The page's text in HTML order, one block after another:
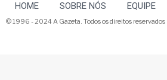
HOME SOBRE NÓS EQUIPE
© 1996 - 2024 A Gazeta. Todos os direitos reservados